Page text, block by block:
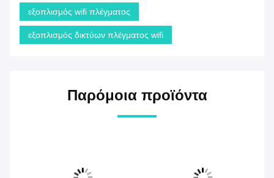
εξοπλισμός wifi πλέγματος
εξοπλισμός δικτύων πλέγματος wifi
Παρόμοια προϊόντα